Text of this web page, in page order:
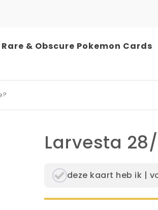
Rare & Obscure Pokemon Cards
Larvesta
deze kaart heb ik |